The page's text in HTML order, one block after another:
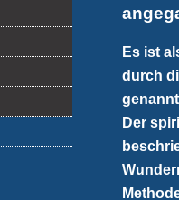
Es ist
durch
Der